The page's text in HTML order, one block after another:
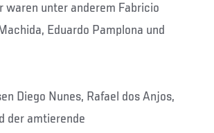
waren unter anderem Fabricio
Eduardo Pamplona und
Diego Nunes, Rafael dos Anjos,
der amtierende